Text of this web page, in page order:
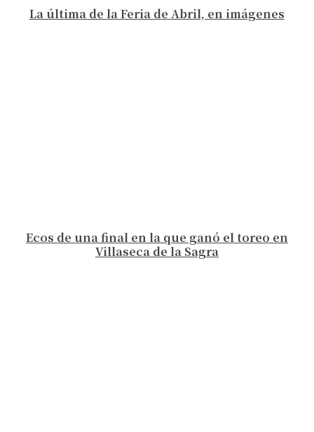
La última de la Feria de Abril, en imágenes
Ecos de una final en la que ganó el toreo en
Villaseca de la Sagra